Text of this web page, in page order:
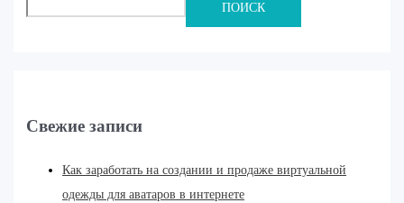
ПОИСК
Свежие записи
Как заработать на создании и продаже виртуальной
одежды для аватаров в интернете